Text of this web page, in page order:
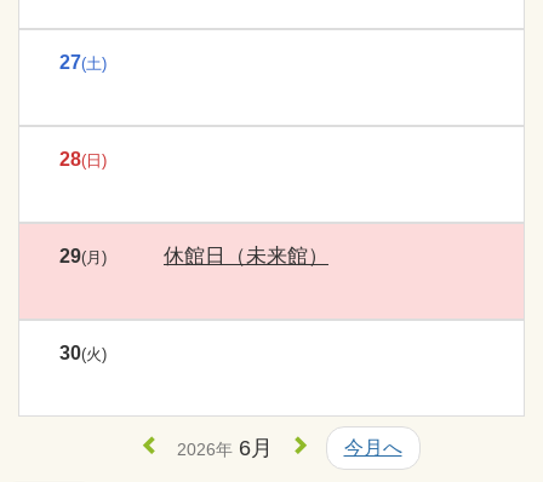
27(土)
28(日)
29(月) 休館日（未来館）
30(火)
2026年6月 今月へ